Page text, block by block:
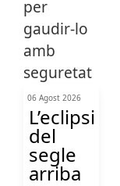
06 Agost 2026
L’eclipsi
del
segle
arriba